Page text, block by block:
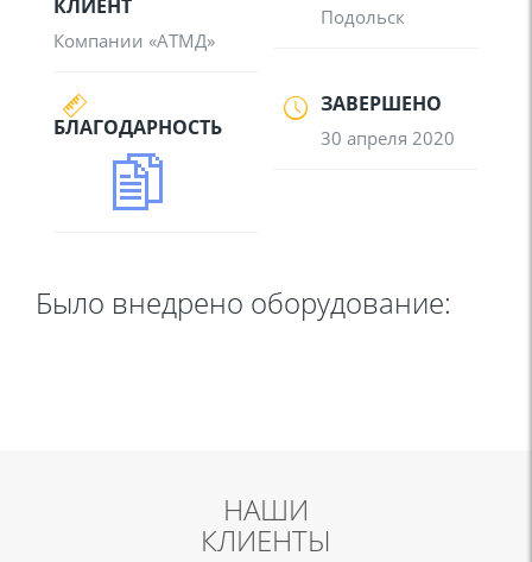
КЛИЕНТ
Компании «АТМД»
Подольск
БЛАГОДАРНОСТЬ
ЗАВЕРШЕНО
30 апреля 2020
Было внедрено оборудование:
НАШИ
КЛИЕНТЫ